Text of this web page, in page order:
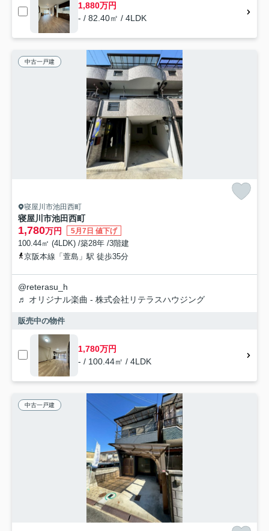
1,880万円
- / 82.40㎡ / 4LDK
中古一戸建
寝屋川市池田西町
寝屋川市池田西町
1,780万円 5月7日 値下げ
100.44㎡ (4LDK) /築28年 /3階建
京阪本線「萱島」駅 徒歩35分
@reterasu_h
♬ オリジナル楽曲 - 株式会社リテラスハウジング
販売中の物件
1,780万円
- / 100.44㎡ / 4LDK
中古一戸建